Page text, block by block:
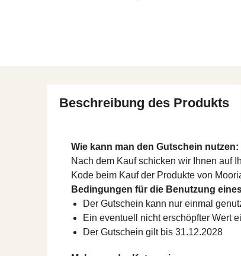
Beschreibung des Produkts
Wie kann man den Gutschein nutzen:
Nach dem Kauf schicken wir Ihnen auf
Kode beim Kauf der Produkte von
Bedingungen für die Benutzung
Der Gutschein kann nur einmal
Ein eventuell nicht erschöpfter Wert
Der Gutschein gilt bis 31.12.2028